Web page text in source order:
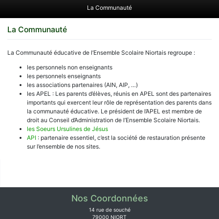
La Communauté
La Communauté
La Communauté éducative de l’Ensemble Scolaire Niortais regroupe :
les personnels non enseignants
les personnels enseignants
les associations partenaires (AIN, AIP, …)
les APEL : Les parents d’élèves, réunis en APEL sont des partenaires
importants qui exercent leur rôle de représentation des parents dans
la communauté éducative. Le président de l’APEL est membre de
droit au Conseil d’Administration de l’Ensemble Scolaire Niortais.
les Soeurs Ursulines de Jésus
API : partenaire essentiel, c’est la société de restauration présente
sur l’ensemble de nos sites.
Nos Coordonnées
14 rue de souché
79000 NIORT